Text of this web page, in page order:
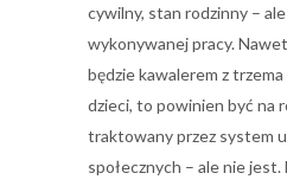
cywilny, stan rodzinny –
wykonywanej pracy.
będzie kawalerem z
dzieci, to powinien być na
traktowany przez system
społecznych – ale nie jest.